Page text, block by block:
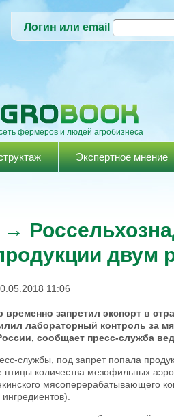
Логин или email
фермеров и людей агробизнеса
Экспертное мнение
→
двум
11:06
временно запретил экспорт в
лабораторный контроль за
сообщает пресс-служба
службы, под запрет попала
количества мезофильных
мясоперерабатывающего